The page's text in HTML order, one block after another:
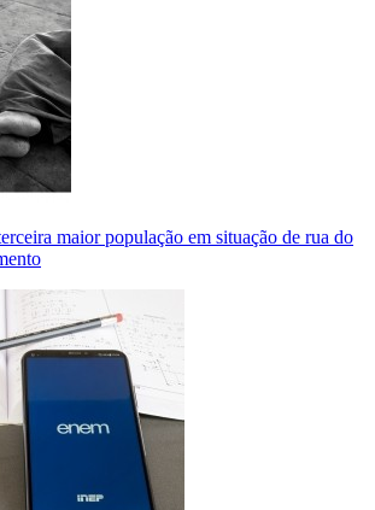
maior população em situação de rua do